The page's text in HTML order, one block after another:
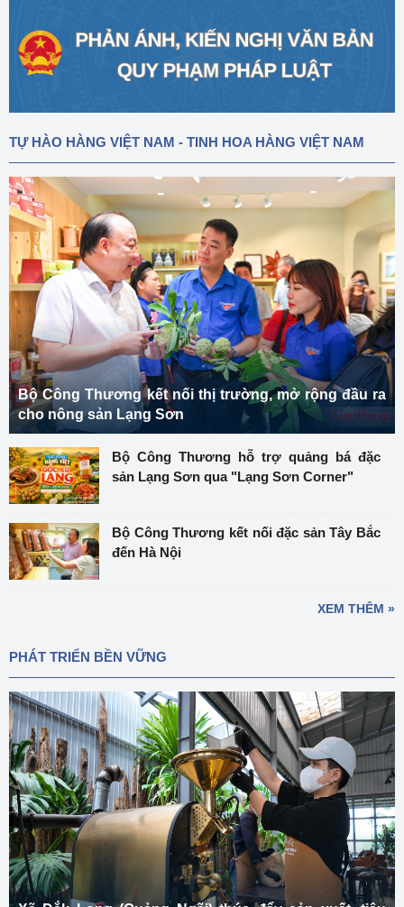
TỰ HÀO HÀNG VIỆT NAM - TINH HOA HÀNG VIỆT NAM
Bộ Công Thương kết nối thị trường, mở rộng đầu ra
cho nông sản Lạng Sơn
Bộ Công Thương hỗ trợ quảng bá đặc
sản Lạng Sơn qua "Lạng Sơn Corner"
Bộ Công Thương kết nối đặc sản Tây Bắc
đến Hà Nội
XEM THÊM »
PHÁT TRIỂN BỀN VỮNG